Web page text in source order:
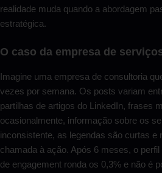
realidade muda quando a abordagem
estratégica.
O caso da empresa de
Imagine uma empresa de consultoria
vezes por semana. Os posts variam
partilhas de artigos do LinkedIn, frases
ocasionalmente, informação sobre os
inconsistente, as legendas são curtas e
chamada à ação. Após 6 meses, o
de engagement ronda os 0,3% e não é